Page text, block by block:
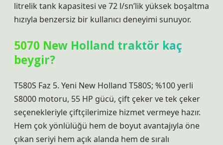
litrelik tank kapasitesi ve 72 l/sn’lik yüksek boşaltma
hızıyla benzersiz bir kullanıcı deneyimi sunuyor.
5070 New Holland traktör kaç
beygir?
T580S Faz 5. Yeni New Holland T580S; %100 yerli
S8000 motoru, 55 HP gücü, çift çeker ve tek çeker
seçenekleriyle çiftçilerimize hizmet vermeye hazır.
Hem çok yönlülüğü hem de boyut avantajıyla öne
çıkan seriyi hem açık alanda hem de sıralı